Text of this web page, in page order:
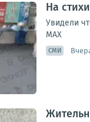
На
Увидели
МАХ
СМИ